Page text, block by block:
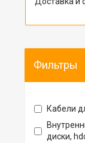
Фильтры
Кабели
диски,